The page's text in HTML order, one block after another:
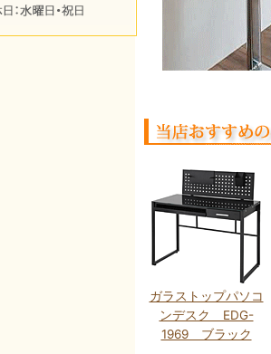
ガラストップパソコ
ンデスク EDG-
1969 ブラック